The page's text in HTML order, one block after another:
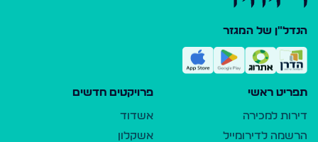
הנדל"ן של המגזר
תפריט ראשי
דירות למכירה
הרשמה לדירומייל
פרויקטים חדשים
אשדוד
אשקלון